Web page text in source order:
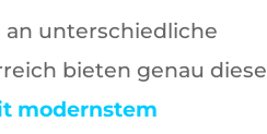
unterschiedliche
bieten genau diese
modernstem